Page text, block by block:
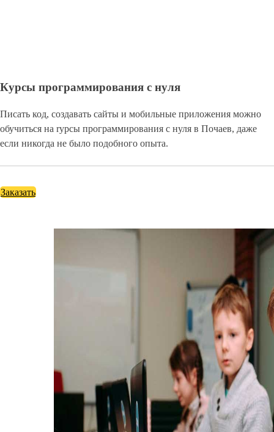
Курсы программирования с нуля
Писать код, создавать сайты и мобильные приложения можно
обучиться на rурсы программирования с нуля в Почаев, даже
если никогда не было подобного опыта.
Заказать